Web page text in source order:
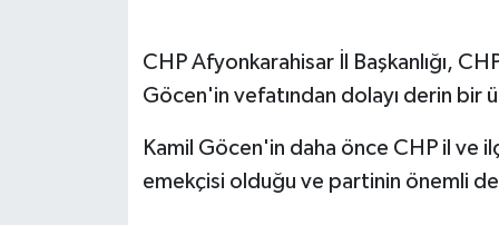
CHP Afyonkarahisar İl Başkanlığı,
Göcen'in vefatından dolayı derin bir
Kamil Göcen'in daha önce CHP il ve
emekçisi olduğu ve partinin önemli